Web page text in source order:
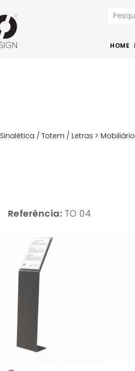
HOME
Sinalética / Totem / Letras >
Referência: TO 04